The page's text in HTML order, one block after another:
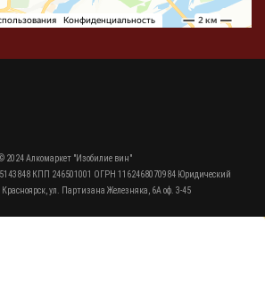
2024 Алкомаркет "Изобилие вин"
КПП 246501001 ОГРН 1162468070984 Юридический
Красноярск, ул. Партизана Железняка, 6А оф. 3-45